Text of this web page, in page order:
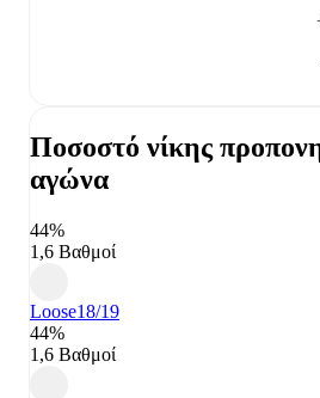
Ποσοστό νίκης
αγώνα
44%
1,6 Βαθμοί
Loose18/19
44%
1,6 Βαθμοί